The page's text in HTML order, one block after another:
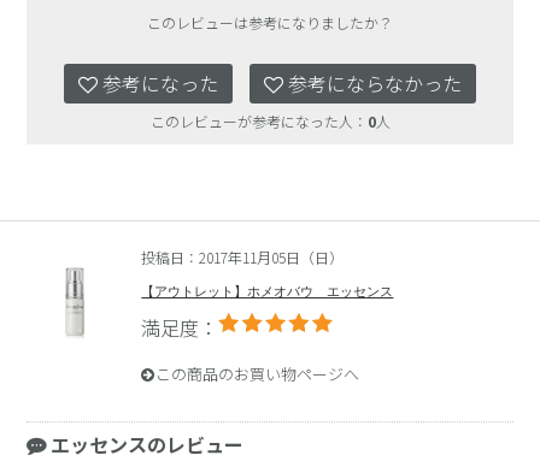
このレビューは参考になりましたか？
参考になった 参考にならなかった
このレビューが参考になった人： 0人
投稿日：2017年11月05日（日）
【アウトレット】ホメオバウ エッセンス
満足度：
この商品のお買い物ページへ
エッセンスのレビュー